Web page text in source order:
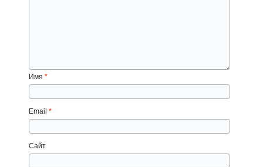
Имя*
Email*
Сайт